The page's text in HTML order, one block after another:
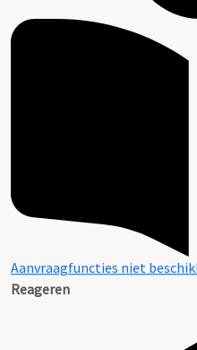
Aanvraagfuncties niet
Reageren